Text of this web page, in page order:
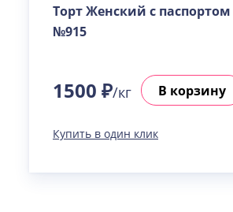
Торт Женский с паспортом
№915
1500 ₽/кг В корзину
Купить в один клик